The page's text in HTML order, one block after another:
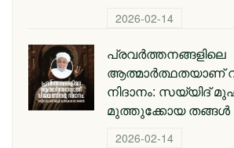
2026-02-14
പ്രവര്‍ത്തനങ്ങളിലെ
ആത്മാര്‍ത്ഥതയാണ്
നിദാനം: സയ്യിദ്
മുത്തുക്കോയ തങ്ങള്‍
2026-02-14